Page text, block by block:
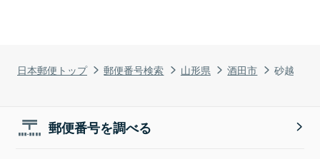
日本郵便トップ 郵便番号検索 山形県 酒田市 砂越
郵便番号を調べる